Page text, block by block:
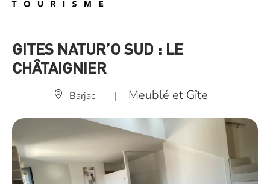
GITES NATUR’O SUD : LE
CHÂTAIGNIER
Barjac | Meublé et Gîte